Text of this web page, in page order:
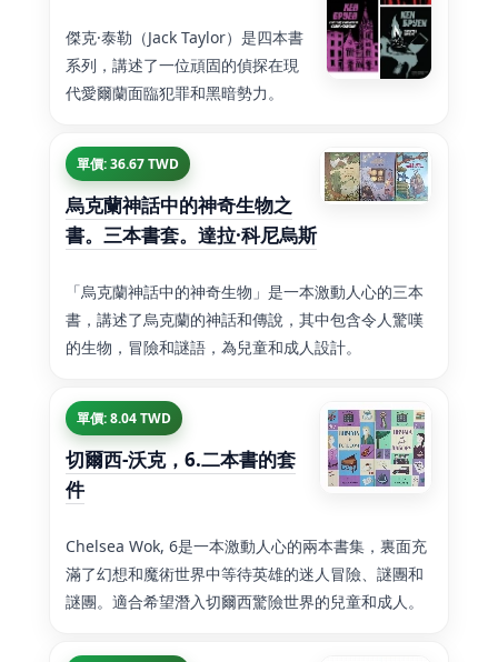
傑克·泰勒（Jack Taylor）是四本書
系列，講述了一位頑固的偵探在現
代愛爾蘭面臨犯罪和黑暗勢力。
單價: 36.67 TWD
烏克蘭神話中的神奇生物之
書。三本書套。達拉·科尼烏斯
「烏克蘭神話中的神奇生物」是一本激動人心的三本
書，講述了烏克蘭的神話和傳說，其中包含令人驚嘆
的生物，冒險和謎語，為兒童和成人設計。
單價: 8.04 TWD
切爾西-沃克，6.二本書的套
件
Chelsea Wok, 6是一本激動人心的兩本書集，裏面充
滿了幻想和魔術世界中等待英雄的迷人冒險、謎團和
謎團。適合希望潛入切爾西驚險世界的兒童和成人。